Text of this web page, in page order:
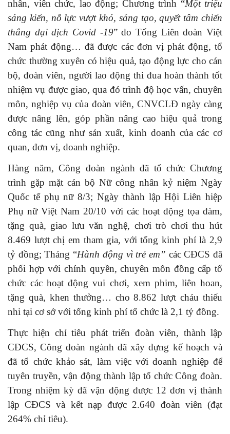
nhân, viên chức, lao động; Chương trình “Một triệu
sáng kiến, nỗ lực vượt khó, sáng tạo, quyết tâm chiến
thắng đại dịch Covid -19” do Tổng Liên đoàn Việt
Nam phát động… đã được các đơn vị phát động, tổ
chức thường xuyên có hiệu quả, tạo động lực cho cán
bộ, đoàn viên, người lao động thi đua hoàn thành tốt
nhiệm vụ được giao, qua đó trình độ học vấn, chuyên
môn, nghiệp vụ của đoàn viên, CNVCLĐ ngày càng
được nâng lên, góp phần nâng cao hiệu quả trong
công tác cũng như sản xuất, kinh doanh của các cơ
quan, đơn vị, doanh nghiệp.
Hàng năm, Công đoàn ngành đã tổ chức Chương
trình gặp mặt cán bộ Nữ công nhân kỷ niệm Ngày
Quốc tế phụ nữ 8/3; Ngày thành lập Hội Liên hiệp
Phụ nữ Việt Nam 20/10 với các hoạt động tọa đàm,
tặng quà, giao lưu văn nghệ, chơi trò chơi thu hút
8.469 lượt chị em tham gia, với tổng kinh phí là 2,9
tỷ đồng; Tháng “Hành động vì trẻ em” các CĐCS đã
phối hợp với chính quyền, chuyên môn đồng cấp tổ
chức các hoạt động vui chơi, xem phim, liên hoan,
tặng quà, khen thưởng… cho 8.862 lượt cháu thiếu
nhi tại cơ sở với tổng kinh phí tổ chức là 2,1 tỷ đồng.
Thực hiện chỉ tiêu phát triển đoàn viên, thành lập
CĐCS, Công đoàn ngành đãxây dựng kế hoạchvà
đã tổ chức khảo sát, làm việc với doanh nghiệp để
tuyên truyền, vận động thành lập tổ chức Công đoàn.
Trong nhiệm kỳ đã vận động được 12 đơn vị thành
lập CĐCS và kết nạp được 2.640 đoàn viên (đạt
264% chỉ tiêu).